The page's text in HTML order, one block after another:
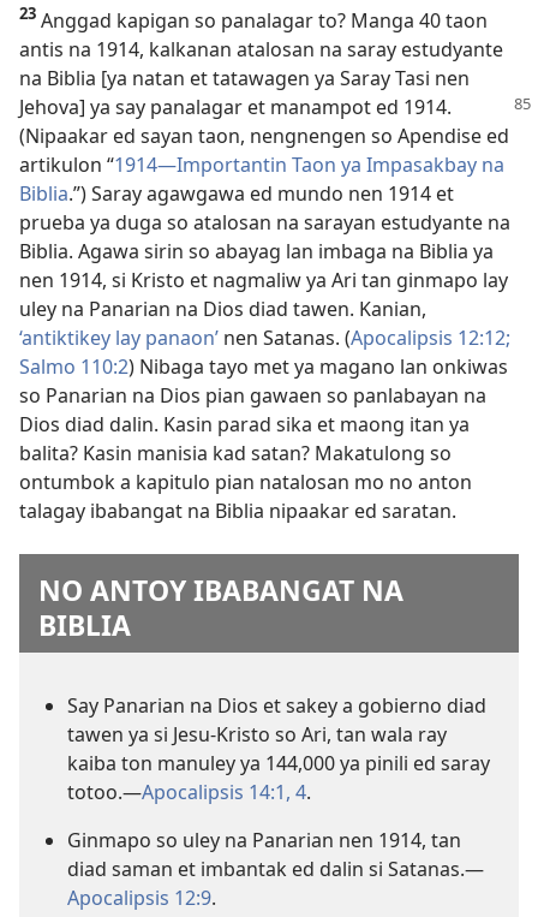
23 Anggad kapigan so panalagar to? Manga 40 taon
antis na 1914, kalkanan atalosan na saray estudyante
na Biblia [ya natan et tatawagen ya Saray Tasi nen
Jehova] ya say panalagar et manampot ed 1914.
(Nipaakar ed sayan taon, nengnengen so Apendise ed
artikulon “1914​—Importantin Taon ya Impasakbay na
Biblia.”) Saray agawgawa ed mundo nen 1914 et
prueba ya duga so atalosan na sarayan estudyante na
Biblia. Agawa sirin so abayag lan imbaga na Biblia ya
nen 1914, si Kristo et nagmaliw ya Ari tan ginmapo lay
uley na Panarian na Dios diad tawen. Kanian,
‘antiktikey lay panaon’ nen Satanas. (Apocalipsis 12:12;
Salmo 110:2) Nibaga tayo met ya magano lan onkiwas
so Panarian na Dios pian gawaen so panlabayan na
Dios diad dalin. Kasin parad sika et maong itan ya
balita? Kasin manisia kad satan? Makatulong so
ontumbok a kapitulo pian natalosan mo no anton
talagay ibabangat na Biblia nipaakar ed saratan.
NO ANTOY IBABANGAT NA
BIBLIA
Say Panarian na Dios et sakey a gobierno diad
tawen ya si Jesu-Kristo so Ari, tan wala ray
kaiba ton manuley ya 144,000 ya pinili ed saray
totoo.​—Apocalipsis 14:1, 4.
Ginmapo so uley na Panarian nen 1914, tan
diad saman et imbantak ed dalin si Satanas.​—
Apocalipsis 12:9.